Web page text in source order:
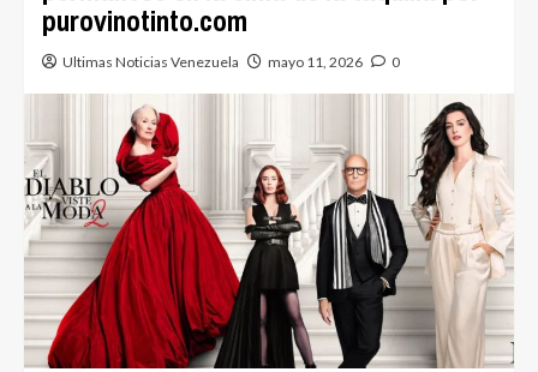
purovinotinto.com
Ultimas Noticias Venezuela mayo 11, 2026 0